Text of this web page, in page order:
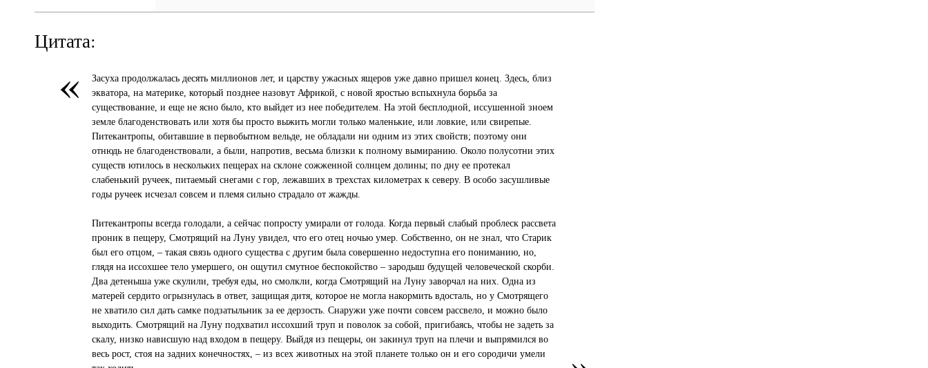
Цитата:
«
Засуха продолжалась десять миллионов лет, и царству ужасных ящеров уже давно пришел конец. Здесь, близ
экватора, на материке, который позднее назовут Африкой, с новой яростью вспыхнула борьба за
существование, и еще не ясно было, кто выйдет из нее победителем. На этой бесплодной, иссушенной зноем
земле благоденствовать или хотя бы просто выжить могли только маленькие, или ловкие, или свирепые.
Питекантропы, обитавшие в первобытном вельде, не обладали ни одним из этих свойств; поэтому они
отнюдь не благоденствовали, а были, напротив, весьма близки к полному вымиранию. Около полусотни этих
существ ютилось в нескольких пещерах на склоне сожженной солнцем долины; по дну ее протекал
слабенький ручеек, питаемый снегами с гор, лежавших в трехстах километрах к северу. В особо засушливые
годы ручеек исчезал совсем и племя сильно страдало от жажды.
Питекантропы всегда голодали, а сейчас попросту умирали от голода. Когда первый слабый проблеск рассвета
проник в пещеру, Смотрящий на Луну увидел, что его отец ночью умер. Собственно, он не знал, что Старик
был его отцом, – такая связь одного существа с другим была совершенно недоступна его пониманию, но,
глядя на иссохшее тело умершего, он ощутил смутное беспокойство – зародыш будущей человеческой скорби.
Два детеныша уже скулили, требуя еды, но смолкли, когда Смотрящий на Луну заворчал на них. Одна из
матерей сердито огрызнулась в ответ, защищая дитя, которое не могла накормить вдосталь, но у Смотрящего
не хватило сил дать самке подзатыльник за ее дерзость. Снаружи уже почти совсем рассвело, и можно было
выходить. Смотрящий на Луну подхватил иссохший труп и поволок за собой, пригибаясь, чтобы не задеть за
скалу, низко нависшую над входом в пещеру. Выйдя из пещеры, он закинул труп на плечи и выпрямился во
весь рост, стоя на задних конечностях, – из всех животных на этой планете только он и его сородичи умели